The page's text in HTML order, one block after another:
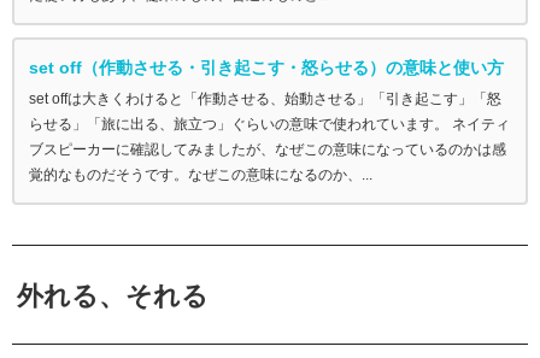
set off（作動させる・引き起こす・怒らせる）の意味と使い方
set offは大きくわけると「作動させる、始動させる」「引き起こす」「怒
らせる」「旅に出る、旅立つ」ぐらいの意味で使われています。 ネイティ
ブスピーカーに確認してみましたが、なぜこの意味になっているのかは感
覚的なものだそうです。なぜこの意味になるのか、...
外れる、それる